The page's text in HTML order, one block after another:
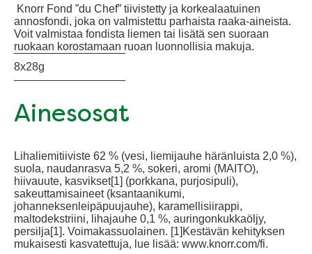
Knorr Fond ”du Chef” tiivistetty ja korkealaatuinen
annosfondi, joka on valmistettu parhaista raaka-aineista.
Voit valmistaa fondista liemen tai lisätä sen suoraan
ruokaan korostamaan ruoan luonnollisia makuja.
8x28g
Ainesosat
Lihaliemitiiviste 62 % (vesi, liemijauhe häränluista 2,0 %),
suola, naudanrasva 5,2 %, sokeri, aromi (MAITO),
hiivauute, kasvikset[1] (porkkana, purjosipuli),
sakeuttamisaineet (ksantaanikumi,
johanneksenleipäpuujauhe), karamellisiirappi,
maltodekstriini, lihajauhe 0,1 %, auringonkukkaöljy,
persilja[1]. Voimakassuolainen. [1]Kestävän kehityksen
mukaisesti kasvatettuja, lue lisää: www.knorr.com/fi.